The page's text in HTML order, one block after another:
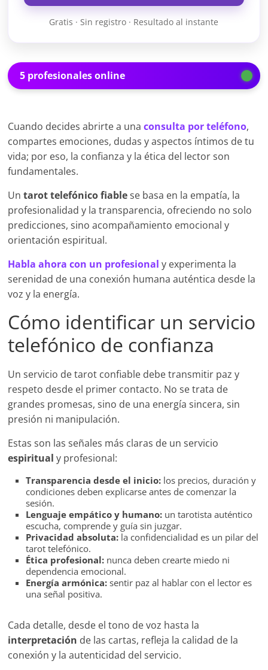
Gratis · Sin registro · Resultado al instante
5 profesionales online
Cuando decides abrirte a unaconsulta por teléfono,
compartes emociones, dudas y aspectos íntimos de tu
vida; por eso, la confianza y la ética del lector son
fundamentales.
Untarot telefónico fiablese basa en la empatía, la
profesionalidad y la transparencia, ofreciendo no solo
predicciones, sino acompañamiento emocional y
orientación espiritual.
Habla ahora con un profesional y experimenta la
serenidad de una conexión humana auténtica desde la
voz y la energía.
Cómo identificar un servicio
telefónico de confianza
Un servicio de tarot confiable debe transmitir paz y
respeto desde el primer contacto. No se trata de
grandes promesas, sino de una energía sincera, sin
presión ni manipulación.
Estas son las señales más claras de un servicio
espiritual y profesional:
Transparencia desde el inicio: los precios, duración y
condiciones deben explicarse antes de comenzar la
sesión.
Lenguaje empático y humano: un tarotista auténtico
escucha, comprende y guía sin juzgar.
Privacidad absoluta: la confidencialidad es un pilar del
tarot telefónico.
Ética profesional: nunca deben crearte miedo ni
dependencia emocional.
Energía armónica: sentir paz al hablar con el lector es
una señal positiva.
Cada detalle, desde el tono de voz hasta la
interpretación de las cartas, refleja la calidad de la
conexión y la autenticidad del servicio.